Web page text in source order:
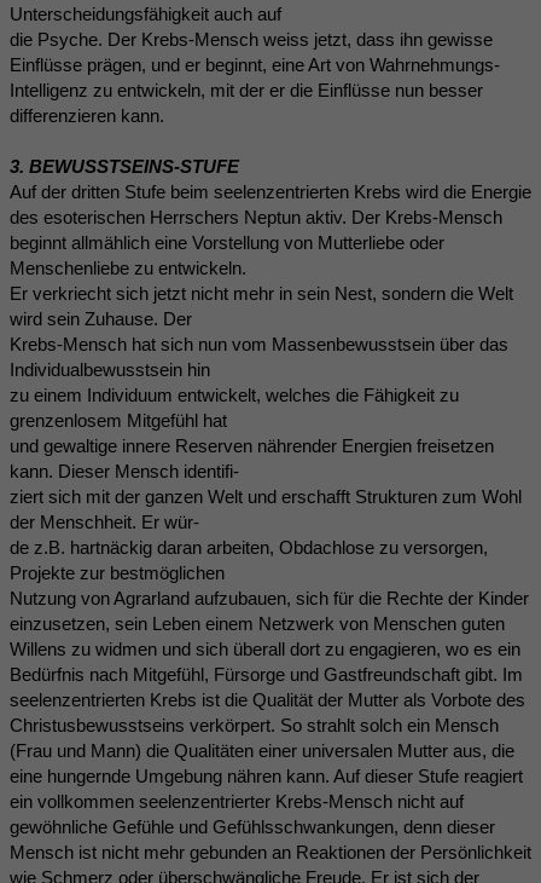
Unterscheidungsfähigkeit auch auf
die Psyche. Der Krebs-Mensch weiss jetzt, dass ihn gewisse
Einflüsse prägen, und er beginnt, eine Art von Wahrnehmungs-
Intelligenz zu entwickeln, mit der er die Einflüsse nun besser
differenzieren kann.
3. BEWUSSTSEINS-STUFE
Auf der dritten Stufe beim seelenzentrierten Krebs wird die Energie
des esoterischen Herrschers Neptun aktiv. Der Krebs-Mensch
beginnt allmählich eine Vorstellung von Mutterliebe oder
Menschenliebe zu entwickeln.
Er verkriecht sich jetzt nicht mehr in sein Nest, sondern die Welt
wird sein Zuhause. Der
Krebs-Mensch hat sich nun vom Massenbewusstsein über das
Individualbewusstsein hin
zu einem Individuum entwickelt, welches die Fähigkeit zu
grenzenlosem Mitgefühl hat
und gewaltige innere Reserven nährender Energien freisetzen
kann. Dieser Mensch identifi-
ziert sich mit der ganzen Welt und erschafft Strukturen zum Wohl
der Menschheit. Er wür-
de z.B. hartnäckig daran arbeiten, Obdachlose zu versorgen,
Projekte zur bestmöglichen
Nutzung von Agrarland aufzubauen, sich für die Rechte der Kinder
einzusetzen, sein Leben einem Netzwerk von Menschen guten
Willens zu widmen und sich überall dort zu engagieren, wo es ein
Bedürfnis nach Mitgefühl, Fürsorge und Gastfreundschaft gibt. Im
seelenzentrierten Krebs ist die Qualität der Mutter als Vorbote des
Christusbewusstseins verkörpert. So strahlt solch ein Mensch
(Frau und Mann) die Qualitäten einer universalen Mutter aus, die
eine hungernde Umgebung nähren kann. Auf dieser Stufe reagiert
ein vollkommen seelenzentrierter Krebs-Mensch nicht auf
gewöhnliche Gefühle und Gefühlsschwankungen, denn dieser
Mensch ist nicht mehr gebunden an Reaktionen der Persönlichkeit
wie Schmerz oder überschwängliche Freude. Er ist sich der